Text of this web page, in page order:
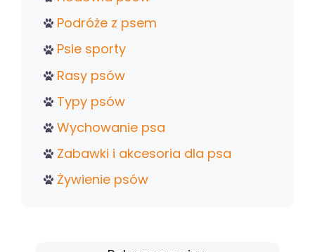
Podróże z psem
Psie sporty
Rasy psów
Typy psów
Wychowanie psa
Zabawki i akcesoria dla psa
Żywienie psów